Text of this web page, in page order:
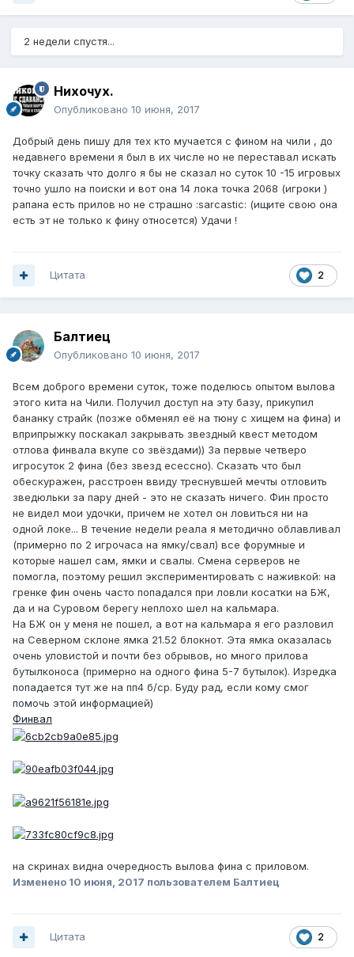
2 недели спустя...
Нихочух.
Опубликовано 10 июня, 2017
Добрый день пишу для тех кто мучается с фином на чили , до
недавнего времени я был в их числе но не переставал искать
точку сказать что долго я бы не сказал но суток 10 -15 игровых
точно ушло на поиски и вот она 14 лока точка 2068 (игроки )
рапана есть прилов но не страшно :sarcastic: (ищите свою она
есть эт не только к фину относется) Удачи !
2
Цитата
Балтиец
Опубликовано 10 июня, 2017
Всем доброго времени суток, тоже поделюсь опытом вылова
этого кита на Чили. Получил доступ на эту базу, прикупил
бананку страйк (позже обменял её на тюну с хищем на фина) и
вприпрыжку поскакал закрывать звездный квест методом
отлова финвала вкупе со звёздами)) За первые четверо
игросуток 2 фина (без звезд есессно). Сказать что был
обескуражен, расстроен ввиду треснувшей мечты отловить
зведюльки за пару дней - это не сказать ничего. Фин просто
не видел мои удочки, причем не хотел он ловиться ни на
одной локе... В течение недели реала я методично облавливал
(примерно по 2 игрочаса на ямку/свал) все форумные и
которые нашел сам, ямки и свалы. Смена серверов не
помогла, поэтому решил экспериментировать с наживкой: на
гренке фин очень часто попадался при ловли косатки на БЖ,
да и на Суровом берегу неплохо шел на кальмара.
На БЖ он у меня не пошел, а вот на кальмара я его разловил
на Северном склоне ямка 21.52 блокнот. Эта ямка оказалась
очень уловистой и почти без обрывов, но много прилова
бутылконоса (примерно на одного фина 5-7 бутылок). Изредка
попадается тут же на пп4 б/ср. Буду рад, если кому смог
помочь этой информацией)
Финвал
на скринах видна очередность вылова фина с приловом.
Изменено 10 июня, 2017 пользователем Балтиец
2
Цитата